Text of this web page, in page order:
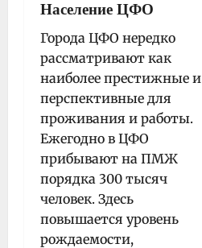
Население ЦФО
Города ЦФО нередко
рассматривают как
наиболее престижные и
перспективные для
проживания и работы.
Ежегодно в ЦФО
прибывают на ПМЖ
порядка 300 тысяч
человек. Здесь
повышается уровень
рождаемости,